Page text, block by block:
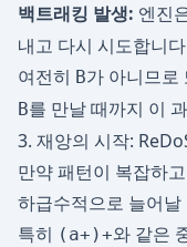
백트래킹 발생: 엔진
내고 다시 시도합니
여전히 B가 아니므로
B를 만날 때까지 이
3. 재앙의 시작:
만약 패턴이 복잡하
하급수적으로 늘어날
특히 (a+)+와 같은